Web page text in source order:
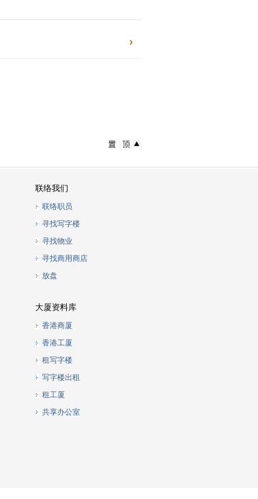
联络我们
联络职员
寻找写字楼
寻找物业
寻找商用商店
放盘
大厦资料库
香港商厦
香港工厦
租写字楼
写字楼出租
租工厦
共享办公室